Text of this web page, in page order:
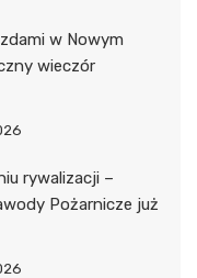
w Nowym
wieczór
rywalizacji –
Pożarnicze już